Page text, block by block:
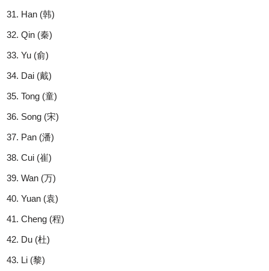
Han (韩)
Qin (秦)
Yu (俞)
Dai (戴)
Tong (童)
Song (宋)
Pan (潘)
Cui (崔)
Wan (万)
Yuan (袁)
Cheng (程)
Du (杜)
Li (黎)